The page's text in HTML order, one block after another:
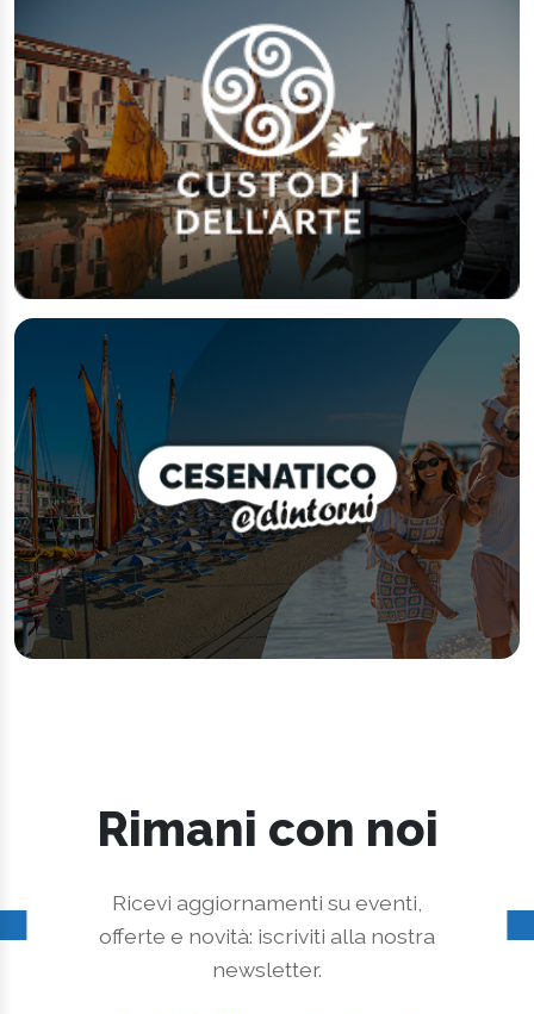
Rimani con noi
Ricevi aggiornamenti su eventi,
offerte e novità: iscriviti alla nostra
newsletter.